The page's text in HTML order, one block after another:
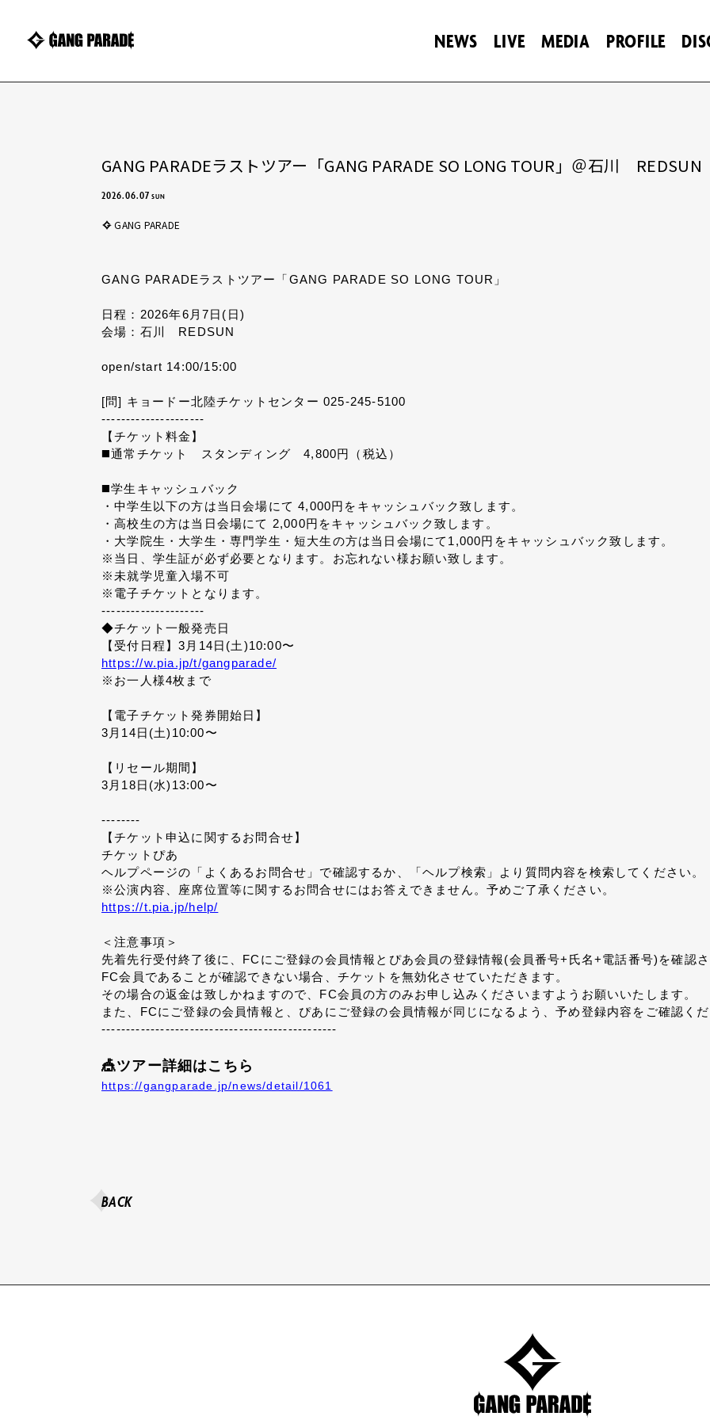
NEWS LIVE MEDIA PROFILE
GANG PARADEラストツアー「GANG PARADE SO LONG TOUR」＠石川 REDSUN
2026.06.07 SUN
GANG PARADE
GANG PARADEラストツアー「GANG PARADE SO LONG TOUR」
日程：2026年6月7日(日)
会場： 石川 REDSUN
open/start 14:00/15:00
[問] キョードー北陸チケットセンター 025-245-5100
---------------------
【チケット料金】
◼️通常チケット スタンディング 4,800円（税込）
◼️学生キャッシュバック
・中学生以下の方は当日会場にて 4,000円をキャッシュバック致します。
・高校生の方は当日会場にて 2,000円をキャッシュバック致します。
・大学院生・大学生・専門学生・短大生の方は当日会場にて1,000円をキャッシュバック致します。
※当日、学生証が必ず必要となります。お忘れない様お願い致します。
※未就学児童入場不可
※電子チケットとなります。
---------------------
◆チケット一般発売日
【受付日程】3月14日(土)10:00〜
https://w.pia.jp/t/gangparade/
※お一人様4枚まで
【電子チケット発券開始日】
3月14日(土)10:00〜
【リセール期間】
3月18日(水)13:00〜
--------
【チケット申込に関するお問合せ】
チケットぴあ
ヘルプページの「よくあるお問合せ」で確認するか、「ヘルプ検索」より質問内容を検索してください。
※公演内容、座席位置等に関するお問合せにはお答えできません。予めご了承ください。
https://t.pia.jp/help/
＜注意事項＞
先着先行受付終了後に、FCにご登録の会員情報とぴあ会員の登録情報(会員番号+氏名+電話番号)を確認さ
FC会員であることが確認できない場合、チケットを無効化させていただきます。
その場合の返金は致しかねますので、FC会員の方のみお申し込みくださいますようお願いいたします。
また、FCにご登録の会員情報と、ぴあにご登録の会員情報が同じになるよう、予め登録内容をご確認くだ
------------------------------------------------
🎪ツアー詳細はこちら
https://gangparade.jp/news/detail/1061
BACK